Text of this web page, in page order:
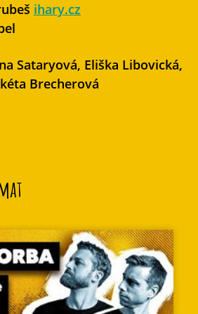
ihary.cz
Sataryová, Eliška Libovická,
Brecherová